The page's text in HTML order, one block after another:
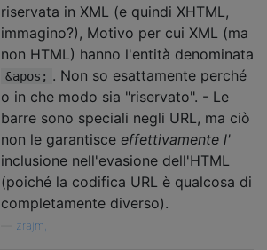
riservata in XML (e quindi XHTML,
immagino?), Motivo per cui XML (ma
non HTML) hanno l'entità denominata
&apos; . Non so esattamente perché
o in che modo sia "riservato". - Le
barre sono speciali negli URL, ma ciò
non le garantisce effettivamente l'
inclusione nell'evasione dell'HTML
(poiché la codifica URL è qualcosa di
completamente diverso).
zrajm,